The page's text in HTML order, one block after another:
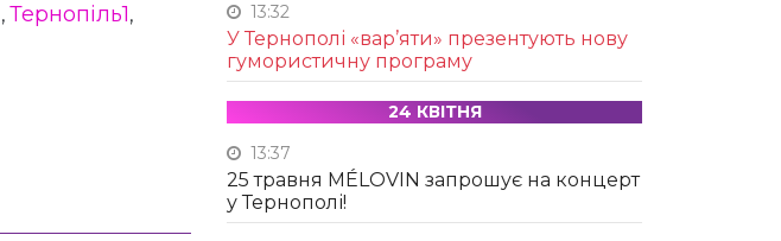
, Тернопіль1,
13:32
У Тернополі «вар’яти» презентують нову
гумористичну програму
24 КВІТНЯ
13:37
25 травня MÉLOVIN запрошує на концерт
у Тернополі!